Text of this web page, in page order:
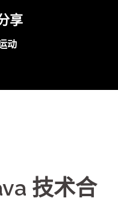
享
动
技术合